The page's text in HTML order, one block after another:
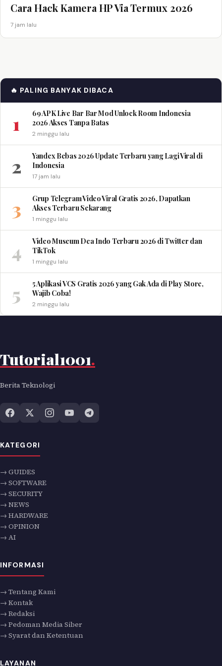
Cara Hack Kamera HP Via Termux 2026
7 jam lalu
🔥 PALING BANYAK DIBACA
1
69 APK Live Bar Bar Mod Unlock Room Indonesia
2026 Akses Tanpa Batas
2 minggu lalu
2
Yandex Bebas 2026 Update Terbaru yang Lagi Viral di
Indonesia
17 jam lalu
3
Grup Telegram Video Viral Gratis 2026, Dapatkan
Akses Terbaru Sekarang
1 minggu lalu
4
Video Museum Dea Indo Terbaru 2026 di Twitter dan
TikTok
1 minggu lalu
5
5 Aplikasi VCS Gratis 2026 yang Gak Ada di Play Store,
Wajib Coba!
2 minggu lalu
Tutorial1001.
Berita Teknologi
KATEGORI
→ GUIDES
→ SOFTWARE
→ SECURITY
→ NEWS
→ HARDWARE
→ OPINION
→ AI
INFORMASI
→ Tentang Kami
→ Kontak
→ Redaksi
→ Pedoman Media Siber
→ Syarat dan Ketentuan
LAYANAN